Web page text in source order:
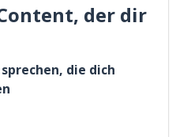
der dir
die dich